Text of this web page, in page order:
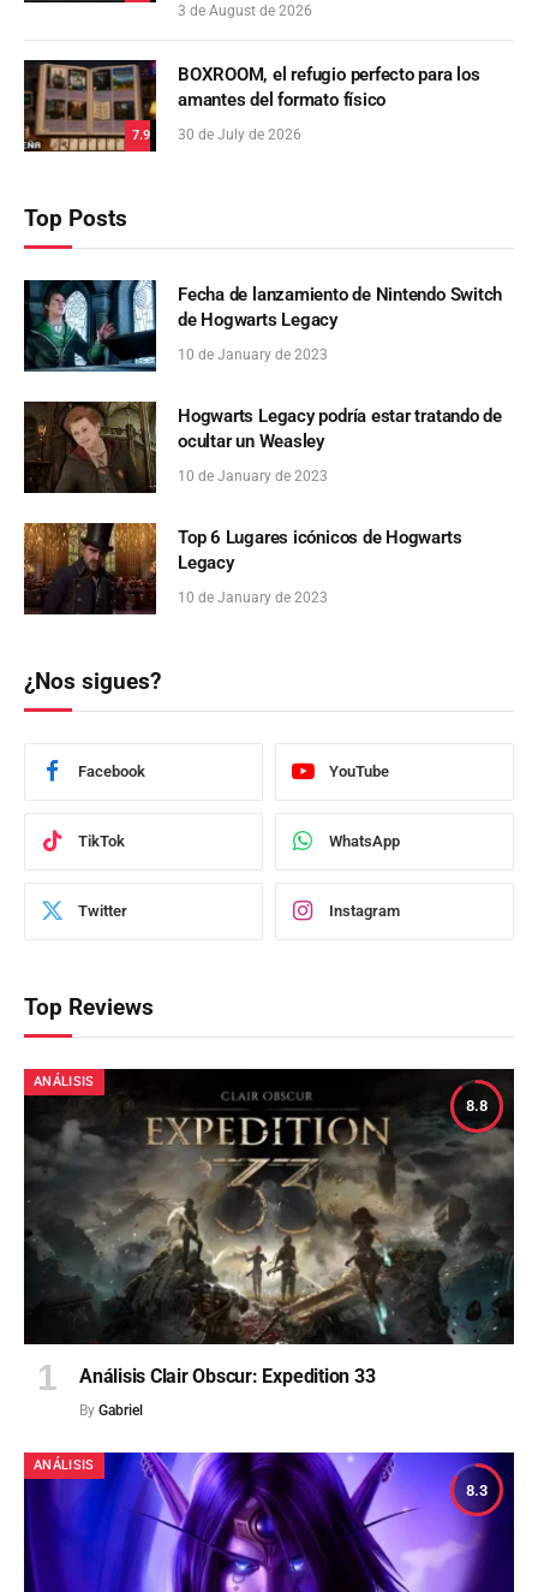
3 de August de 2026
7.9
BOXROOM, el refugio perfecto para los
amantes del formato físico
30 de July de 2026
Top Posts
Fecha de lanzamiento de Nintendo Switch
de Hogwarts Legacy
10 de January de 2023
Hogwarts Legacy podría estar tratando de
ocultar un Weasley
10 de January de 2023
Top 6 Lugares icónicos de Hogwarts
Legacy
10 de January de 2023
¿Nos sigues?
Facebook YouTube
TikTok WhatsApp
Twitter Instagram
Top Reviews
8.8
ANÁLISIS
Análisis Clair Obscur: Expedition 33
By Gabriel
8.3
ANÁLISIS